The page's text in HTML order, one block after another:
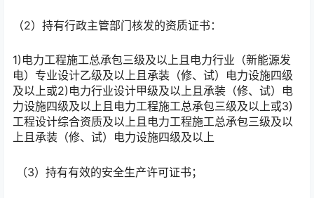
（2）持有行政主管部门核发的资质证书：
1)电力工程施工总承包三级及以上且电力行业（新能源发
电）专业设计乙级及以上且承装（修、试）电力设施四级
及以上或2)电力行业设计甲级及以上且承装（修、试）电
力设施四级及以上且电力工程施工总承包三级及以上或3)
工程设计综合资质及以上且电力工程施工总承包三级及以
上且承装（修、试）电力设施四级及以上
（3）持有有效的安全生产许可证书；